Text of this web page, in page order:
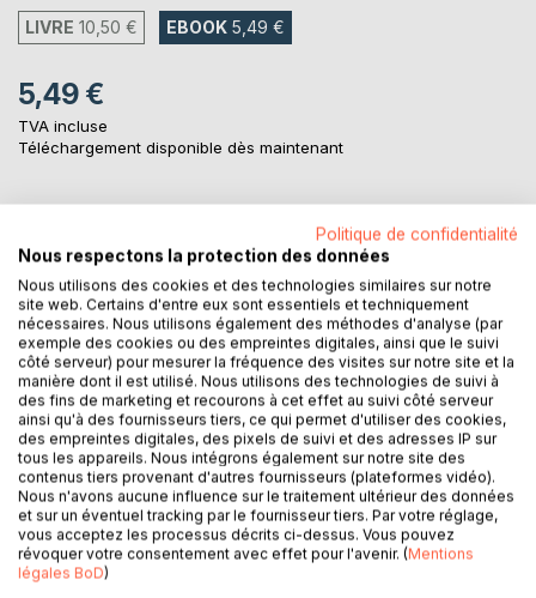
LIVRE 10,50 € EBOOK 5,49 €
5,49 €
TVA incluse
Téléchargement disponible dès maintenant
AJOUTER AU PANIER
Ajouter à ma liste d'envies
Laisser un avis
DESCRIPTION
This book invites you on a journey to Benin. Come along as
Politique de confidentialité
Nous respectons la protection des données
Nous utilisons des cookies et des technologies similaires sur notre
site web. Certains d'entre eux sont essentiels et techniquement
nécessaires. Nous utilisons également des méthodes d'analyse (par
exemple des cookies ou des empreintes digitales, ainsi que le suivi
côté serveur) pour mesurer la fréquence des visites sur notre site et la
manière dont il est utilisé. Nous utilisons des technologies de suivi à
des fins de marketing et recourons à cet effet au suivi côté serveur
ainsi qu'à des fournisseurs tiers, ce qui permet d'utiliser des cookies,
des empreintes digitales, des pixels de suivi et des adresses IP sur
tous les appareils. Nous intégrons également sur notre site des
contenus tiers provenant d'autres fournisseurs (plateformes vidéo).
Nous n'avons aucune influence sur le traitement ultérieur des données
et sur un éventuel tracking par le fournisseur tiers. Par votre réglage,
vous acceptez les processus décrits ci-dessus. Vous pouvez
révoquer votre consentement avec effet pour l'avenir. (Mentions
légales BoD)